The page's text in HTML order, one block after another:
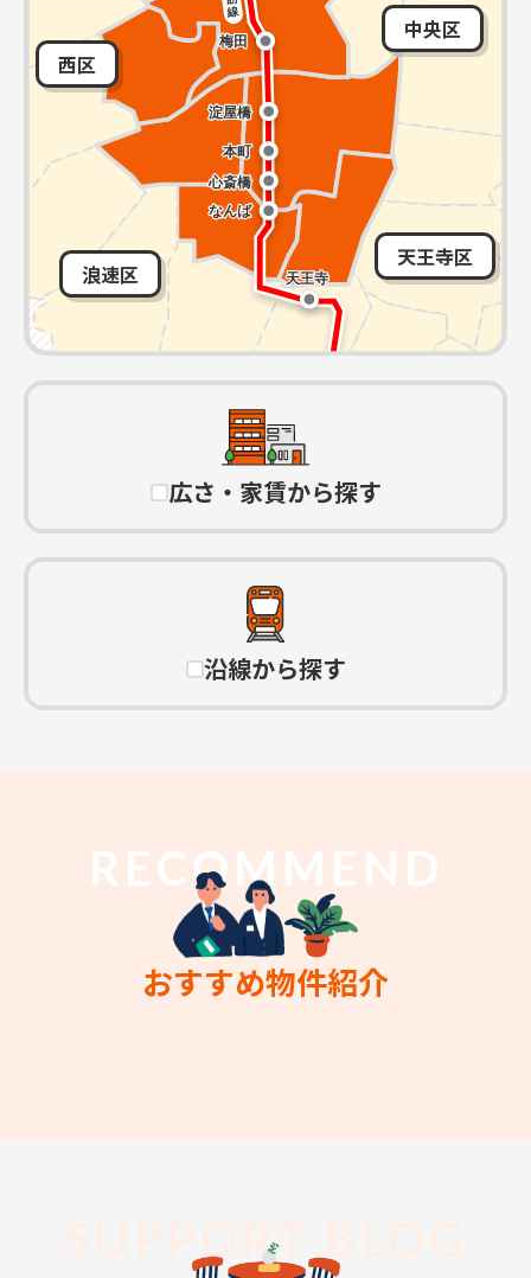
中央区
西区
天王寺区
浪速区
広さ・家賃から探す
沿線から探す
RECOMMEND
おすすめ物件紹介
SUPPORT BLOG